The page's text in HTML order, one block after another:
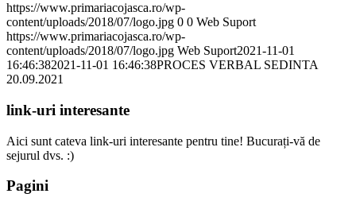
https://www.primariacojasca.ro/wp-
content/uploads/2018/07/logo.jpg 0 0 Web Suport
https://www.primariacojasca.ro/wp-
content/uploads/2018/07/logo.jpg Web Suport2021-11-01
16:46:382021-11-01 16:46:38PROCES VERBAL SEDINTA
20.09.2021
link-uri interesante
Aici sunt cateva link-uri interesante pentru tine! Bucurați-vă de
sejurul dvs. :)
Pagini